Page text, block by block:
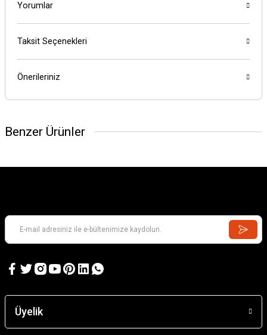
Yorumlar
Taksit Seçenekleri
Önerileriniz
Benzer Ürünler
Üyelik